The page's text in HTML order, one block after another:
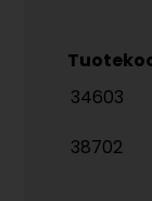
34603
38702